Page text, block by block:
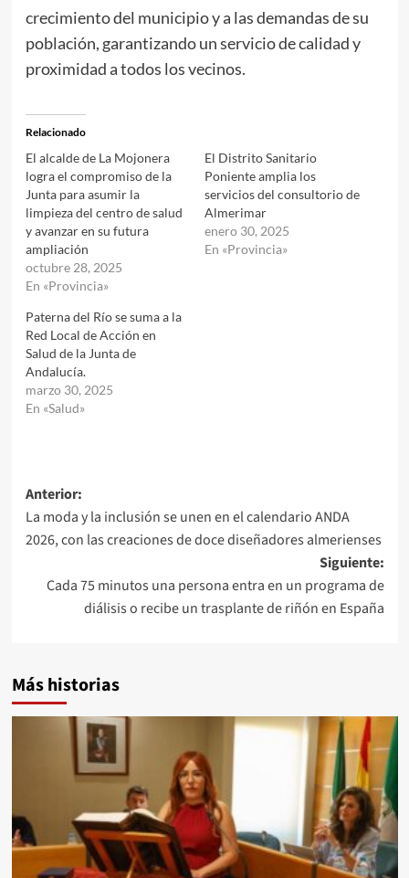
crecimiento del municipio y a las demandas de su
población, garantizando un servicio de calidad y
proximidad a todos los vecinos.
Relacionado
El alcalde de La Mojonera
logra el compromiso de la
Junta para asumir la
limpieza del centro de salud
y avanzar en su futura
ampliación
octubre 28, 2025
En «Provincia»
El Distrito Sanitario
Poniente amplia los
servicios del consultorio de
Almerimar
enero 30, 2025
En «Provincia»
Paterna del Río se suma a la
Red Local de Acción en
Salud de la Junta de
Andalucía.
marzo 30, 2025
En «Salud»
Navegación
de
entradas
Anterior:
La moda y la inclusión se unen en el calendario ANDA
2026, con las creaciones de doce diseñadores almerienses
Siguiente:
Cada 75 minutos una persona entra en un programa de
diálisis o recibe un trasplante de riñón en España
Más historias